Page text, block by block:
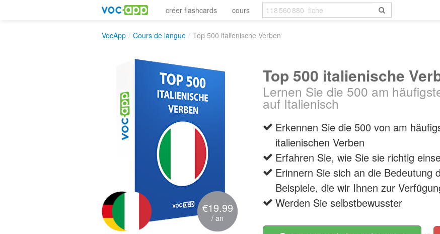
créer flashcards cours
VocApp / Cours de langue / Top 500 italienische Verben
€19.99
/ an
Top 500 italienische
Lernen Sie die 500 am
auf Italienisch
Erkennen Sie die 500 von am
italienischen Verben
Erfahren Sie, wie Sie sie richtig
Erinnern Sie sich an die Bedeutung
Beispiele, die wir Ihnen zur
Werden Sie selbstbewusster